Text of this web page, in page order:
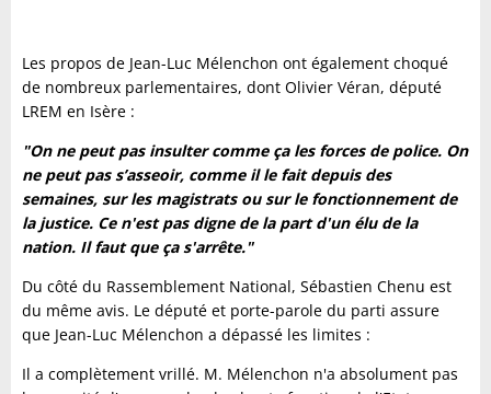
Les propos de Jean-Luc Mélenchon ont également choqué
de nombreux parlementaires, dont Olivier Véran, député
LREM en Isère :
"On ne peut pas insulter comme ça les forces de police. On
ne peut pas s’asseoir, comme il le fait depuis des
semaines, sur les magistrats ou sur le fonctionnement de
la justice. Ce n'est pas digne de la part d'un élu de la
nation. Il faut que ça s'arrête."
Du côté du Rassemblement National, Sébastien Chenu est
du même avis. Le député et porte-parole du parti assure
que Jean-Luc Mélenchon a dépassé les limites :
Il a complètement vrillé. M. Mélenchon n'a absolument pas